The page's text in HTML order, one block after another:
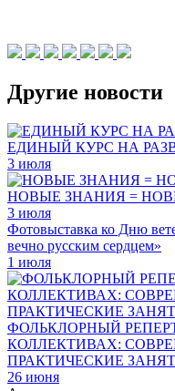
Другие новости
ЕДИНЫЙ КУРС НА
3 июля
НОВЫЕ ЗНАНИЯ =
3 июля
Фотовыставка ко Дню
вечно русским сердцем»
1 июля
ФОЛЬКЛОРНЫЙ
КОЛЛЕКТИВАХ:
ПРАКТИЧЕСКИЕ
26 июня